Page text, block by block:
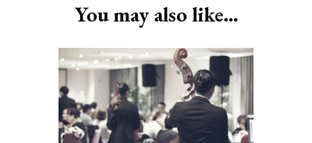
You may also like...